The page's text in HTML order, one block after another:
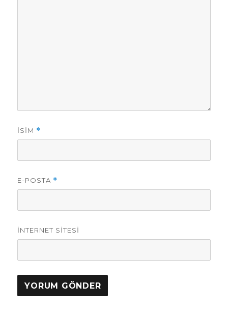
İSIM *
E-POSTA *
İNTERNET SITESI